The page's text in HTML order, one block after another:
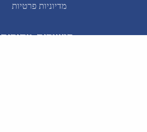
מדיוניות פרטיות
קישורים מהירים